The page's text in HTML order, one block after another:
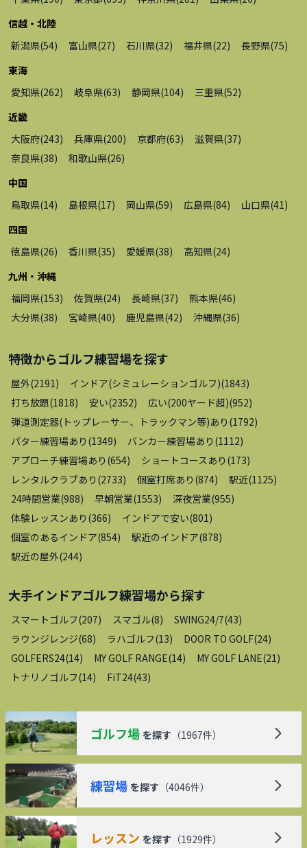
信越・北陸
新潟県(54) 富山県(27) 石川県(32) 福井県(22) 長野県(75)
東海
愛知県(262) 岐阜県(63) 静岡県(104) 三重県(52)
近畿
大阪府(243) 兵庫県(200) 京都府(63) 滋賀県(37)
奈良県(38) 和歌山県(26)
中国
鳥取県(14) 島根県(17) 岡山県(59) 広島県(84) 山口県(41 )
四国
徳島県(26) 香川県(35) 愛媛県(38) 高知県(24)
九州・沖縄
福岡県(153) 佐賀県(24) 長崎県(37) 熊本県(46)
大分県(38) 宮崎県(40) 鹿児島県(42) 沖縄県(36)
特徴からゴルフ練習場を探す
屋外(2191 ) インドア(シミュレーションゴルフ)(1843)
打ち放題(1818) 安い(2352) 広い(200ヤード超)(952)
弾道測定器(トップレーサー、トラックマン等)あり (1792)
パター練習場あり (1349) バンカー練習場あり (1112)
アプローチ練習場あり (654) ショートコースあり (173)
レンタルクラブあり (2733) 個室打席あり (874) 駅近(1125)
24時間営業(988) 早朝営業(1553) 深夜営業(955)
体験レッスンあり (366) インドアで安い(801 )
個室のあるインドア(854) 駅近のインドア(878)
駅近の屋外(244)
大手インドアゴルフ練習場から探す
スマートゴルフ(207) スマゴル(8) SWING24/7(43)
ラウンジレンジ(68) ラハゴルフ(13) DOOR TO GOLF(24)
GOLFERS24(14) MY GOLF RANGE(14) MY GOLF LANE(21 )
トナリノゴルフ(14) FiT24(43)
ゴルフ場 を探す （1967件）
練習場 を探す （4046件）
レッスン を探す （1929件）